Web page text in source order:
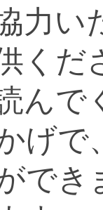
力い
くだ
んで
げで
でき